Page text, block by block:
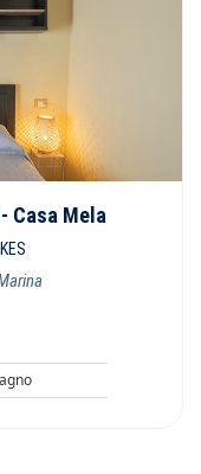
Casa Mela